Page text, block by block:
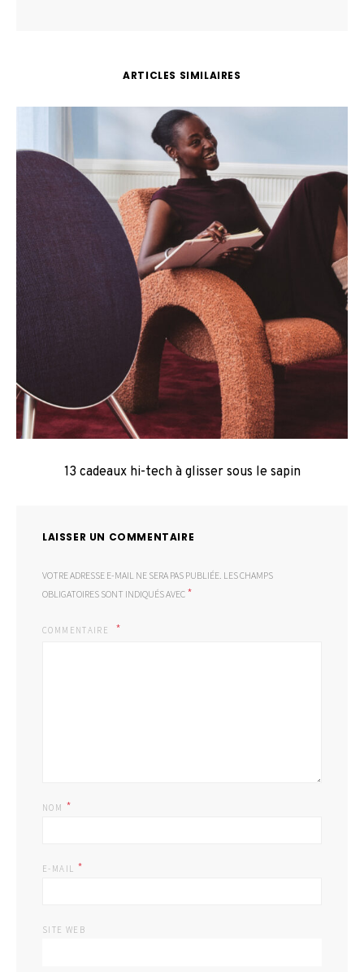
ARTICLES SIMILAIRES
13 cadeaux hi-tech à glisser sous le sapin
LAISSER UN COMMENTAIRE
VOTRE ADRESSE E-MAIL NE SERA PAS PUBLIÉE. LES CHAMPS
OBLIGATOIRES SONT INDIQUÉS AVEC *
COMMENTAIRE
NOM *
E-MAIL *
SITE WEB